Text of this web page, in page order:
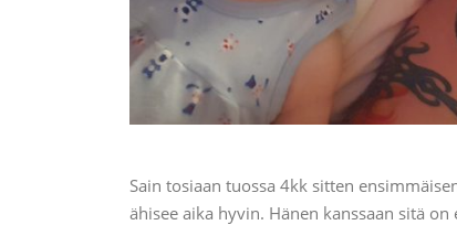
Sain tosiaan tuossa 4kk sitten
ähisee aika hyvin. Hänen kanssaan sitä